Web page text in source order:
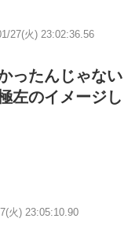
27(火) 23:02:36.56
ったんじゃない
左のイメージし
火) 23:05:10.90